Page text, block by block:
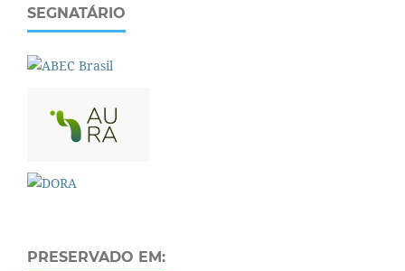
SEGNATÁRIO
PRESERVADO EM: